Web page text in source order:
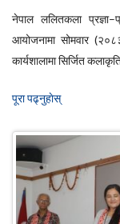
नेपाल ललितकला
आयोजनामा सोमवार
कार्यशालामा सिर्जित
पूरा पढ्नुहाेस्